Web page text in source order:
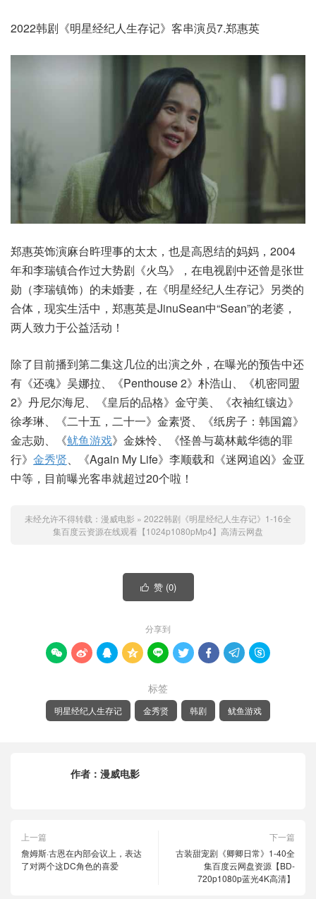
2022韩剧《明星经纪人生存记》客串演员7.郑惠英
郑惠英饰演麻台旿理事的太太，也是高恩结的妈妈，2004
年和李瑞镇合作过大势剧《火鸟》，在电视剧中还曾是张世
勋（李瑞镇饰）的未婚妻，在《明星经纪人生存记》另类的
合体，现实生活中，郑惠英是JinuSean中“Sean”的老婆，
两人致力于公益活动！
除了目前播到第二集这几位的出演之外，在曝光的预告中还
有《还魂》吴娜拉、《Penthouse 2》朴浩山、《机密同盟
2》丹尼尔海尼、《皇后的品格》金守美、《衣袖红镶边》
徐孝琳、《二十五，二十一》金素贤、《纸房子：韩国篇》
金志勋、《鱿鱼游戏》金姝怜、《怪兽与葛林戴华德的罪
行》 金秀贤、《Again My Life》李顺载和《迷网追凶》金亚
中等，目前曝光客串就超过20个啦！
未经允许不得转载： 漫威电影 » 2022韩剧《明星经纪人生存记》1-16全
集百度云资源在线观看【1024p1080pMp4】高清云网盘
 赞 (0)
分享到
        
标签
明星经纪人生存记 金秀贤 韩剧 鱿鱼游戏
作者： 漫威电影
上一篇
詹姆斯·古恩在内部会议上，表达
了对两个这DC角色的喜爱
下一篇
古装甜宠剧《卿卿日常》1-40全
集百度云网盘资源【BD-
720p1080p蓝光4K高清】